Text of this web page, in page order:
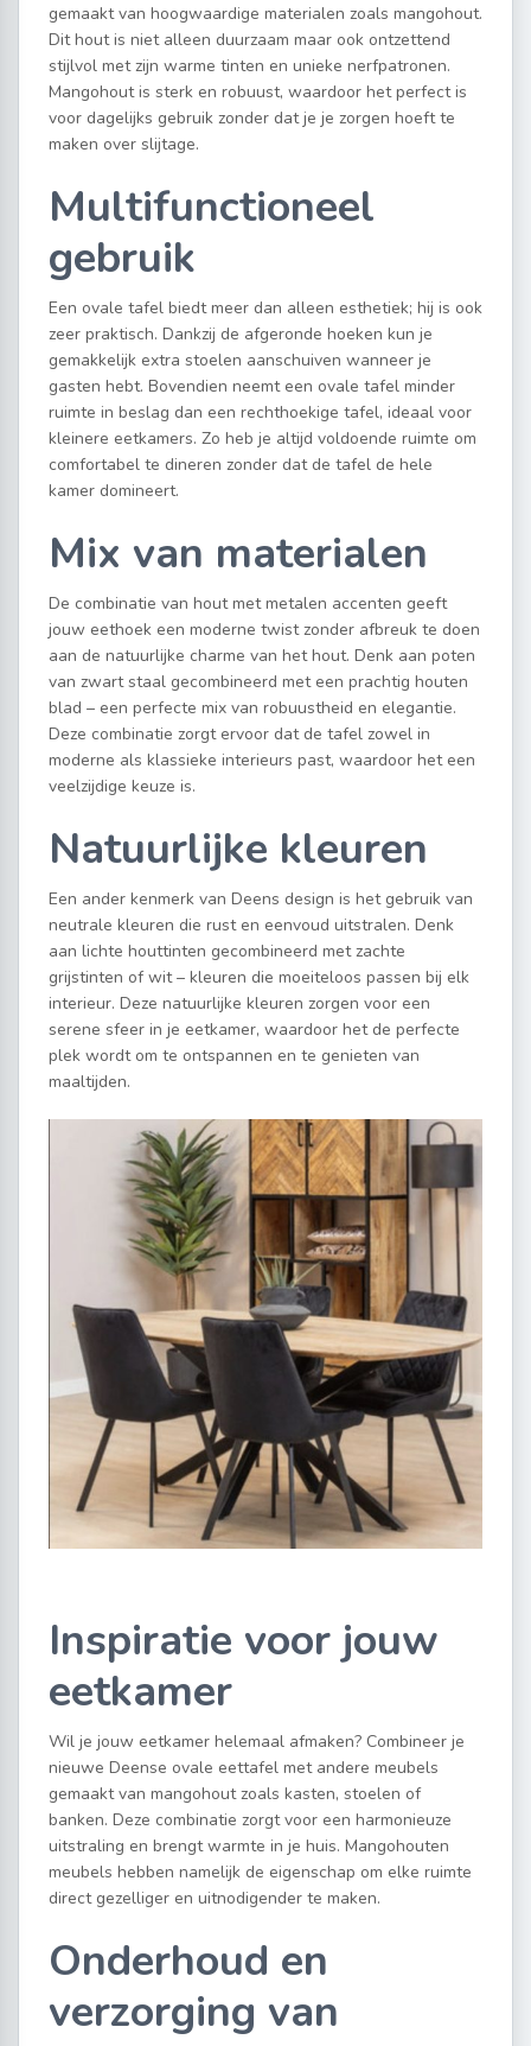
gemaakt van hoogwaardige materialen zoals mangohout.
Dit hout is niet alleen duurzaam maar ook ontzettend
stijlvol met zijn warme tinten en unieke nerfpatronen.
Mangohout is sterk en robuust, waardoor het perfect is
voor dagelijks gebruik zonder dat je je zorgen hoeft te
maken over slijtage.
Multifunctioneel
gebruik
Een ovale tafel biedt meer dan alleen esthetiek; hij is ook
zeer praktisch. Dankzij de afgeronde hoeken kun je
gemakkelijk extra stoelen aanschuiven wanneer je
gasten hebt. Bovendien neemt een ovale tafel minder
ruimte in beslag dan een rechthoekige tafel, ideaal voor
kleinere eetkamers. Zo heb je altijd voldoende ruimte om
comfortabel te dineren zonder dat de tafel de hele
kamer domineert.
Mix van materialen
De combinatie van hout met metalen accenten geeft
jouw eethoek een moderne twist zonder afbreuk te doen
aan de natuurlijke charme van het hout. Denk aan poten
van zwart staal gecombineerd met een prachtig houten
blad – een perfecte mix van robuustheid en elegantie.
Deze combinatie zorgt ervoor dat de tafel zowel in
moderne als klassieke interieurs past, waardoor het een
veelzijdige keuze is.
Natuurlijke kleuren
Een ander kenmerk van Deens design is het gebruik van
neutrale kleuren die rust en eenvoud uitstralen. Denk
aan lichte houttinten gecombineerd met zachte
grijstinten of wit – kleuren die moeiteloos passen bij elk
interieur. Deze natuurlijke kleuren zorgen voor een
serene sfeer in je eetkamer, waardoor het de perfecte
plek wordt om te ontspannen en te genieten van
maaltijden.
Inspiratie voor jouw
eetkamer
Wil je jouw eetkamer helemaal afmaken? Combineer je
nieuwe Deense ovale eettafel met andere meubels
gemaakt van mangohout zoals kasten, stoelen of
banken. Deze combinatie zorgt voor een harmonieuze
uitstraling en brengt warmte in je huis. Mangohouten
meubels hebben namelijk de eigenschap om elke ruimte
direct gezelliger en uitnodigender te maken.
Onderhoud en
verzorging van